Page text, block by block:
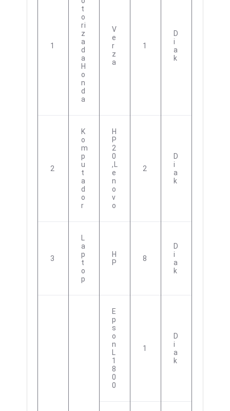
1
T
O
Ri
Z
A
D
A
H
O
N
D
A
V
E
R
Z
A
1
D
I
A
K
2
K
O
M
P
U
T
A
D
O
R
H
P
2
0
,L
E
N
O
V
O
2
D
I
A
K
3
A
P
T
O
P
H
P
8
D
I
A
K
E
P
S
O
N
1
8
0
0
1
D
I
A
K